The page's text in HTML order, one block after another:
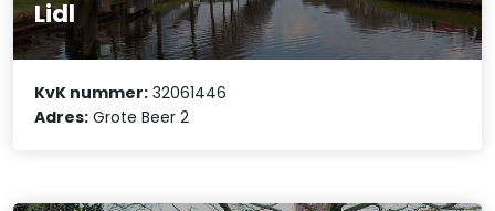
Lidl
KvK nummer: 32061446
Adres: Grote Beer 2